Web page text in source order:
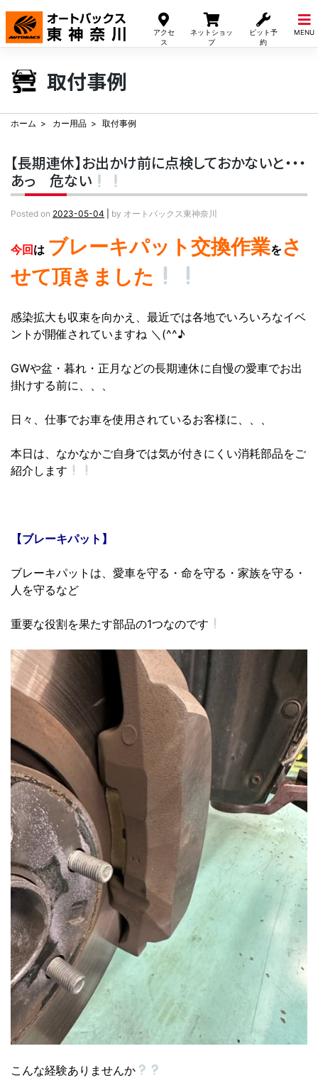
アクセ
ス
ネットショッ
プ
ピット予
約
MENU
Skip
content
取付事例
ホーム カー用品 取付事例
【長期連休】お出かけ前に点検しておかないと・・・
あっ 危ない
Posted on 2023-05-04 by オートバックス東神奈川
今回は ブレーキパット交換作業をさ
せて頂きました
感染拡大も収束を向かえ、最近では各地でいろいろなイベ
ントが開催されていますね ＼(^^♪
GWや盆・暮れ・正月などの長期連休に自慢の愛車でお出
掛けする前に、、、
日々、仕事でお車を使用されているお客様に、、、
本日は、なかなかご自身では気が付きにくい消耗部品をご
紹介します
【ブレーキパット】
ブレーキパットは、愛車を守る・命を守る・家族を守る・
人を守るなど
重要な役割を果たす部品の1つなのです
こんな経験ありませんか